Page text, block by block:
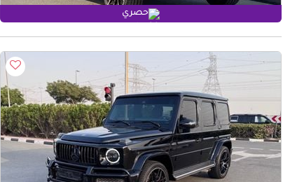
حصري